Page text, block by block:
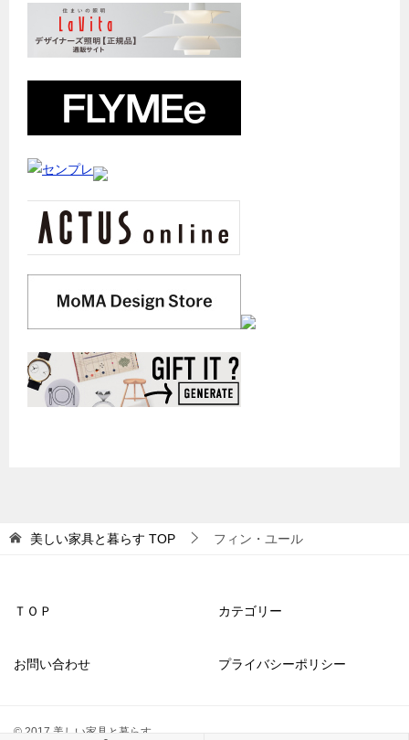
美しい家具と暮らす TOP フィン・ユール
ＴＯＰ カテゴリー
お問い合わせ プライバシーポリシー
© 2017 美しい家具と暮らす